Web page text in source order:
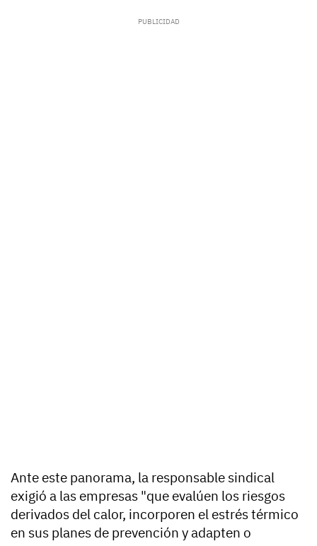
Ante este panorama, la responsable sindical
exigió a las empresas "que evalúen los riesgos
derivados del calor, incorporen el estrés térmico
en sus planes de prevención y adapten o